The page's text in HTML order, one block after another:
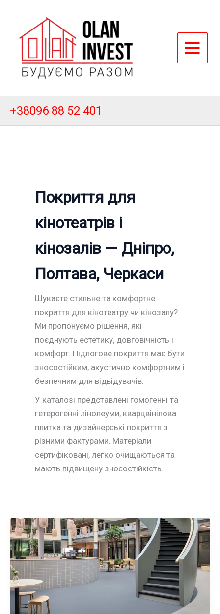
вмісту
+38096 88 52 401
Покриття для
кінотеатрів і
кінозалів — Дніпро,
Полтава, Черкаси
Шукаєте стильне та комфортне
покриття для кінотеатру чи кінозалу?
Ми пропонуємо рішення, які
поєднують естетику, довговічність і
комфорт. Підлогове покриття має бути
зносостійким, акустично комфортним і
безпечним для відвідувачів.
У каталозі представлені гомогенні та
гетерогенні лінолеуми, кварцвінілова
плитка та дизайнерські покриття з
різними фактурами. Матеріали
сертифіковані, легко очищаються та
мають підвищену зносостійкість.